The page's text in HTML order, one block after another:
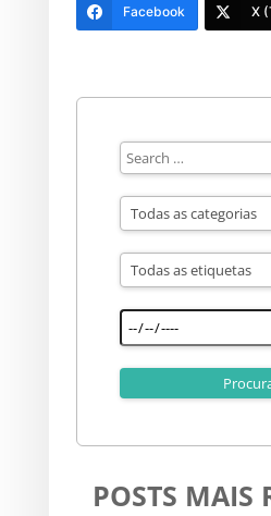
Facebook X
POSTS MAIS